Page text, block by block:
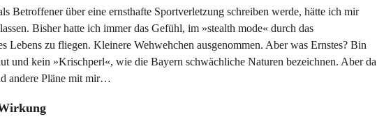
Betroffener über eine ernsthafte Sportverletzung schreiben werde, hätte ich mir
Bisher hatte ich immer das Gefühl, im »stealth mode« durch das
Lebens zu fliegen. Kleinere Wehwehchen ausgenommen. Aber was Ernstes? Bin
und kein »Krischperl«, wie die Bayern schwächliche Naturen bezeichnen. Aber da
andere Pläne mit mir…